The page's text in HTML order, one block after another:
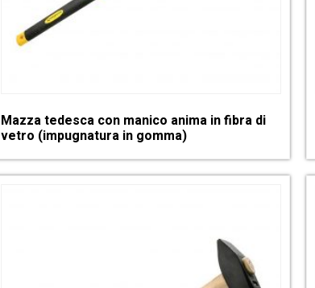
Mazza tedesca con manico anima in fibra di
vetro (impugnatura in gomma)